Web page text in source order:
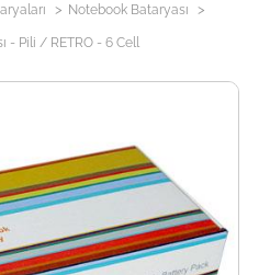
> Notebook Bataryası >
- Pili / RETRO - 6 Cell